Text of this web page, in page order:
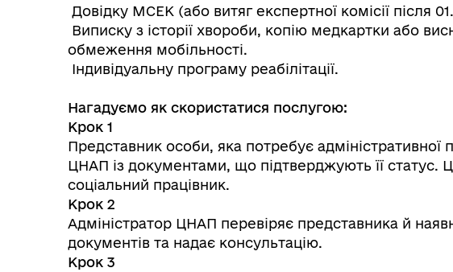
Довідку МСЕК (або витяг експертної комісії після
Виписку з історії хвороби, копію медкартки або
обмеження мобільності.
Індивідуальну програму реабілітації.
Нагадуємо як скористатися послугою:
Крок 1
Представник особи, яка потребує адміністративної
ЦНАП із документами, що підтверджують її статус.
соціальний працівник.
Крок 2
Адміністратор ЦНАП перевіряє представника й
документів та надає консультацію.
Крок 3